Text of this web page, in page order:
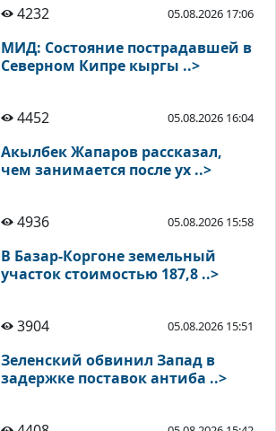
4232 05.08.2026 17:06
МИД: Состояние пострадавшей в
Северном Кипре кыргы ..>
4452 05.08.2026 16:04
Акылбек Жапаров рассказал,
чем занимается после ух ..>
4936 05.08.2026 15:58
В Базар-Коргоне земельный
участок стоимостью 187,8 ..>
3904 05.08.2026 15:51
Зеленский обвинил Запад в
задержке поставок антиба ..>